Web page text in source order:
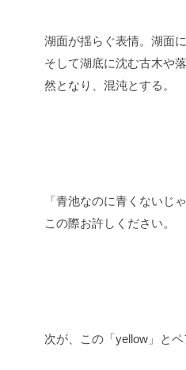
湖面が揺らぐ表情。湖面
そして湖底に沈む古木や
然となり、混沌とする。
「青池なのに青くないじ
この際お許しください。
次が、この「yellow」とペ